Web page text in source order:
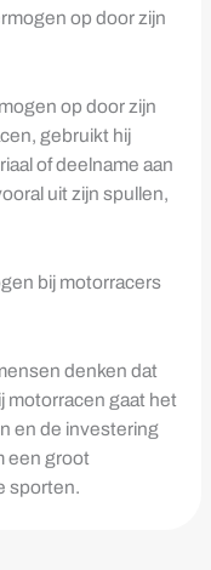
op door zijn
op door zijn
gebruikt hij
of deelname aan
uit zijn spullen,
bij motorracers
denken dat
motorracen gaat het
en de investering
een groot
sporten.